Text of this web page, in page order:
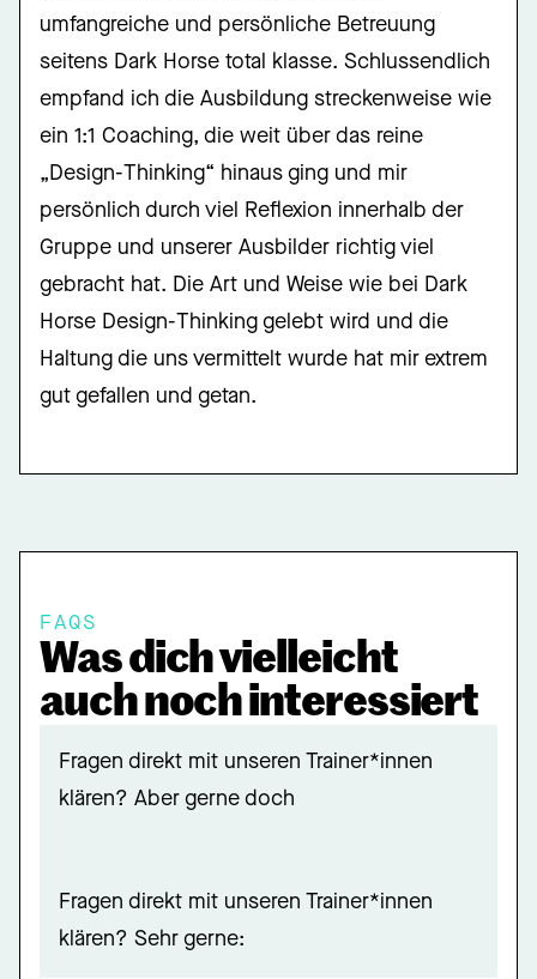
umfangreiche und persönliche Betreuung
seitens Dark Horse total klasse. Schlussendlich
empfand ich die Ausbildung streckenweise wie
ein 1:1 Coaching, die weit über das reine
„Design-Thinking“ hinaus ging und mir
persönlich durch viel Reflexion innerhalb der
Gruppe und unserer Ausbilder richtig viel
gebracht hat. Die Art und Weise wie bei Dark
Horse Design-Thinking gelebt wird und die
Haltung die uns vermittelt wurde hat mir extrem
gut gefallen und getan.
FAQS
Was dich vielleicht
auch noch interessiert
Fragen direkt mit unseren Trainer*innen
klären? Aber gerne doch
Fragen direkt mit unseren Trainer*innen
klären? Sehr gerne: